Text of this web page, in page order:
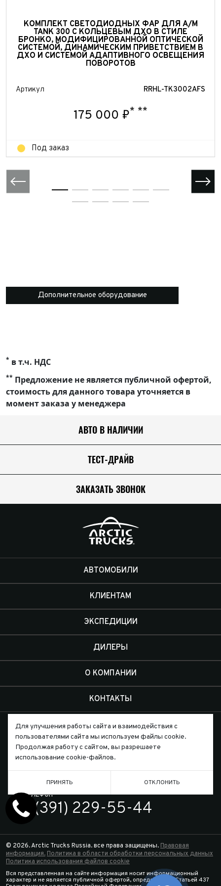
КОМПЛЕКТ СВЕТОДИОДНЫХ ФАР ДЛЯ А/М
TANK 300 С КОЛЬЦЕВЫМ ДХО В СТИЛЕ
БРОНКО, МОДИФИЦИРОВАННОЙ ОПТИЧЕСКОЙ
СИСТЕМОЙ, ДИНАМИЧЕСКИМ ПРИВЕТСТВИЕМ В
ДХО И СИСТЕМОЙ АДАПТИВНОГО ОСВЕЩЕНИЯ
ПОВОРОТОВ
Артикул RRHL-TK3002AFS
175 000 ₽* **
Под заказ
Дополнительное оборудование
* в т.ч. НДС
** Предложение не является публичной офертой,
стоимость для данного товара уточняется в
момент заказа у менеджера
АВТО В НАЛИЧИИ
ТЕСТ-ДРАЙВ
ЗАКАЗАТЬ ЗВОНОК
АВТОМОБИЛИ
КЛИЕНТАМ
ЭКСПЕДИЦИИ
ДИЛЕРЫ
О КОМПАНИИ
КОНТАКТЫ
Письмо директору
ТЕЛЕФОН
7 (391) 229-55-44
© 2026. Arctic Trucks Russia. все права защищены. Правовая
информация. Политика в области обработки персональных данных
Политика использования файлов cookie
Вся представленная на сайте информация носит информационный
характер и не является публичной офертой, определяемой Статьей 437
Отправить
персональных данных
Отправить
Отправить
Для улучшения работы сайта и взаимодействия с
пользователями сайта мы используем файлы cookie.
Продолжая работу с сайтом, вы разрешаете
использование cookie-файлов.
ПРИНЯТЬ ОТКЛОНИТЬ